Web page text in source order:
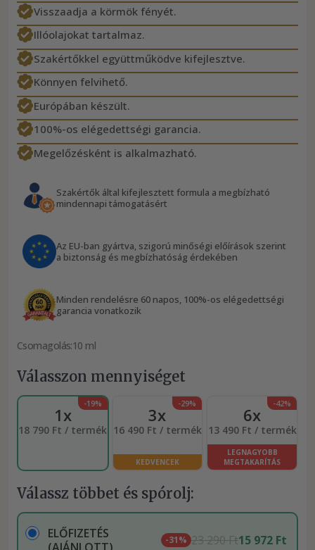
Visszaadja a körmök fényét.
Illóolajokat tartalmaz.
Szakértőkkel együttműködve kifejlesztve.
Könnyen felvihető.
Európában készült.
100%-os elégedettségi garancia.
Megelőzésként is alkalmazható.
Szakértők által kifejlesztett formula a megbízható
mindennapi támogatásért
Az EU-ban gyártva, szigorú minőségi előírások szerint
a biztonság és megbízhatóság érdekében
Minden rendelésre 60 napos, 100%-os elégedettségi
garancia vonatkozik
Csomagolás:10 ml
Válasszon mennyiséget
-19%
1x
18 790 Ft / termék
-29%
3x
16 490 Ft / termék
KEDVENCEK
-42%
6x
13 490 Ft / termék
LEGNAGYOBB
MEGTAKARÍTÁS
Válassz többet és spórolj:
ELŐFIZETÉS
-31% 23 290 Ft15 972 Ft